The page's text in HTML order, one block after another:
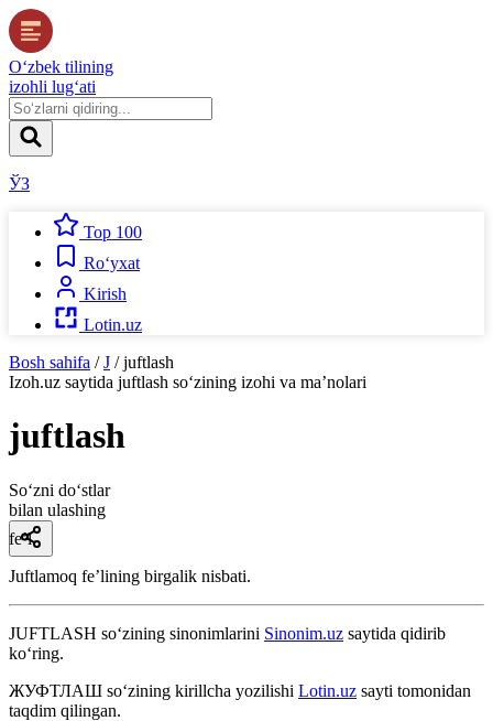
O‘zbek tilining
izohli lug‘ati
ЎЗ
Top 100
Ro‘yxat
Kirish
Lotin.uz
Bosh sahifa / J / juftlash
Izoh.uz saytida juftlash so‘zining izohi va ma’nolari
juftlash
So‘zni do‘stlar
bilan ulashing
fe’l
Juftlamoq feʼlining birgalik nisbati.
JUFTLASH so‘zining sinonimlarini Sinonim.uz saytida qidirib
ko‘ring.
ЖУФТЛАШ so‘zining kirillcha yozilishi Lotin.uz sayti tomonidan
taqdim qilingan.